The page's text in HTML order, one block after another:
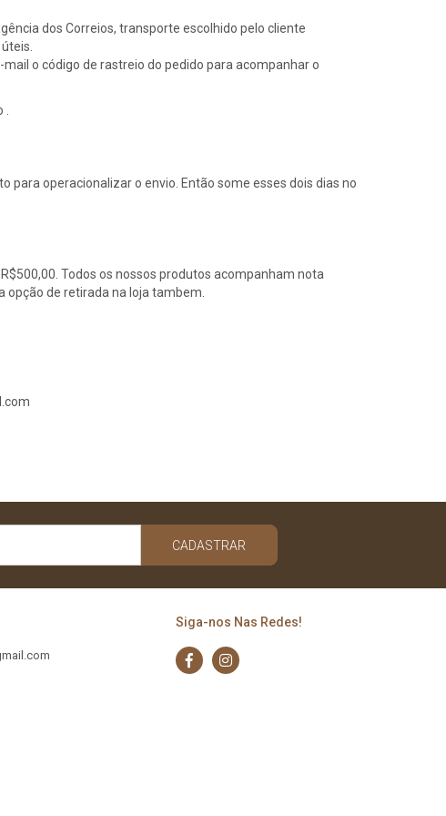
dos Correios, transporte escolhido pelo cliente
o código de rastreio do pedido para acompanhar o
.
para operacionalizar o envio. Então some esses dois dias no
Todos os nossos produtos acompanham nota
opção de retirada na loja tambem.
CADASTRAR
Siga-nos Nas Redes!